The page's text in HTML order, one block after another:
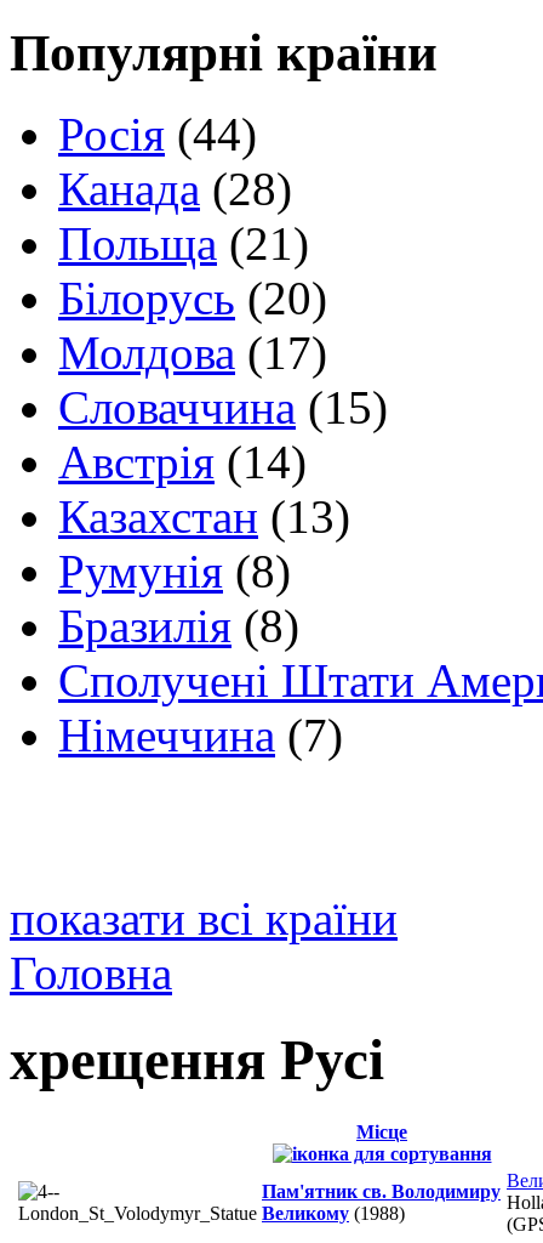
Популярні країни
Росія (44)
Канада (28)
Польща (21)
Білорусь (20)
Молдова (17)
Словаччина (15)
Австрія (14)
Казахстан (13)
Румунія (8)
Бразилія (8)
Сполучені Штати
Німеччина (7)
показати всі країни
Головна
хрещення Русі
Місце
Пам'ятник св. Володимиру
Великому (1988)